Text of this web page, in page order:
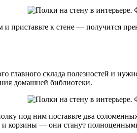
приставьте к стене — получится
главного склада полезностей и
домашней библиотеки.
под ним поставьте два
корзины — они станут